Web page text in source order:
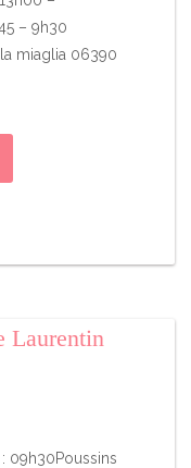
– 9h30
miaglia 06390
Laurentin
09h30Poussins